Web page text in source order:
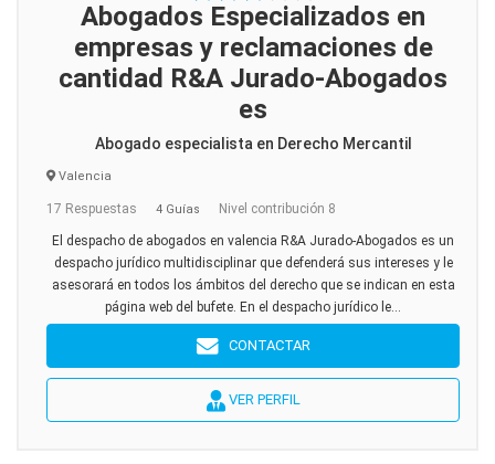
Abogados Especializados en
empresas y reclamaciones de
cantidad R&A Jurado-Abogados
es
Abogado especialista en Derecho Mercantil
Valencia
17 Respuestas 4 Guías Nivel contribución 8
El despacho de abogados en valencia R&A Jurado-Abogados es un
despacho jurídico multidisciplinar que defenderá sus intereses y le
asesorará en todos los ámbitos del derecho que se indican en esta
página web del bufete. En el despacho jurídico le...
CONTACTAR
VER PERFIL